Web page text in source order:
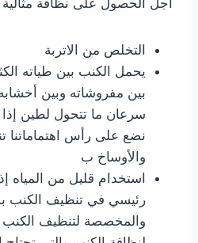
التخلص من الاتربة
يحمل الكنب بين طياته
بين مفروشاته وبين
سرعان ما تتحول لطين إذا
نضع على رأس اهتماماتنا
والأوساخ ب
استخدام قليل من المياه
رئيسي في تنظيف الكنب
والمخصصة لتنظيف